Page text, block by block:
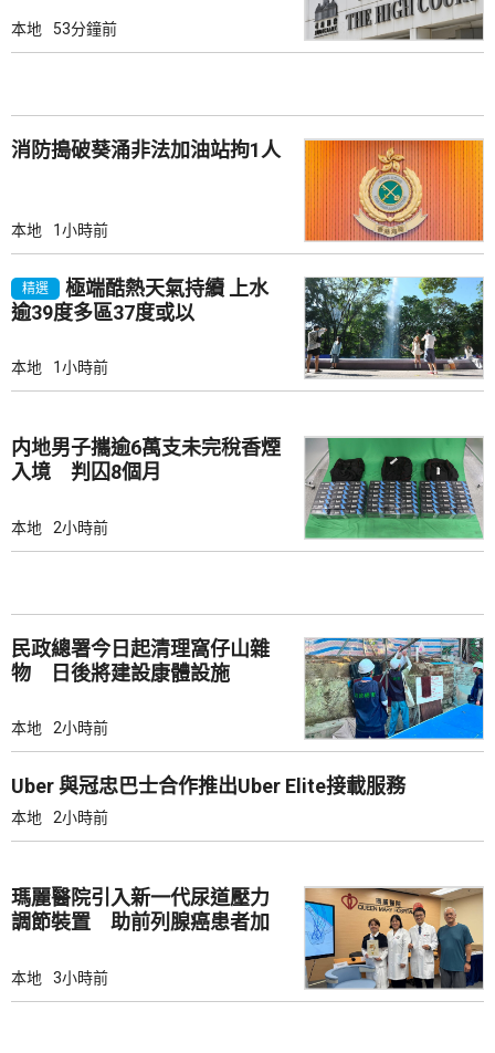
本地 53分鐘前
消防搗破葵涌非法加油站拘1人
本地 1小時前
精選
極端酷熱天氣持續 上水
逾39度多區37度或以
本地 1小時前
内地男子攜逾6萬支未完稅香煙
入境 判囚8個月
本地 2小時前
民政總署今日起清理窩仔山雜
物 日後將建設康體設施
本地 2小時前
Uber 與冠忠巴士合作推出Uber Elite接載服務
本地 2小時前
瑪麗醫院引入新一代尿道壓力
調節裝置 助前列腺癌患者加
本地 3小時前